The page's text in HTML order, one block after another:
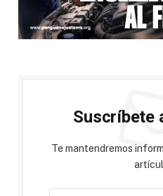
Suscríbete
Te mantendremos